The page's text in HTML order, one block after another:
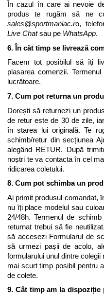
În cazul în care ai nevoie
sales@sportmaniac.ro,
Live Chat sau pe WhatsApp.
6. În cât timp se livrează
Facem tot posibilul să îți
plasarea comenzii.
lucrătoare.
7. Cum pot returna un
Dorești să returnezi un
de retur este de 30 de zile,
în starea lui originală. Te
schimb/retur din secțiunea
alegând RETUR. După
noștri te va contacta în cel
ridicarea coletului.
8. Cum pot schimba un
Ai primit produsul comandat,
nu îți place modelul sau
24/48h. Termenul de
returnat trebui să fie
să accesezi Formularul de
să urmezi pașii de acolo,
formularului unul dintre
mai scurt timp posibil pentru
de colete.
9. Cât timp am la